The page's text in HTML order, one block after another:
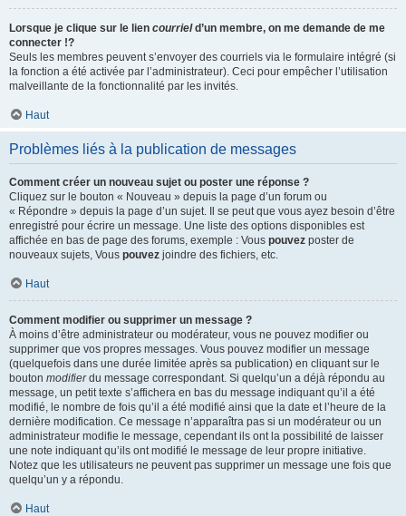
Lorsque je clique sur le lien courrield’un membre, on me demande de me
connecter !?
Seuls les membres peuvent s’envoyer des courriels via le formulaire intégré (si
la fonction a été activée par l’administrateur). Ceci pour empêcher l’utilisation
malveillante de la fonctionnalité par les invités.
Haut
Problèmes liés à la publication de messages
Comment créer un nouveau sujet ou poster une réponse ?
Cliquez sur le bouton « Nouveau » depuis la page d’un forum ou
« Répondre » depuis la page d’un sujet. Il se peut que vous ayez besoin d’être
enregistré pour écrire un message. Une liste des options disponibles est
affichée en bas de page des forums, exemple : Vous pouvez poster de
nouveaux sujets, Vous pouvez joindre des fichiers, etc.
Haut
Comment modifier ou supprimer un message ?
À moins d’être administrateur ou modérateur, vous ne pouvez modifier ou
supprimer que vos propres messages. Vous pouvez modifier un message
(quelquefois dans une durée limitée après sa publication) en cliquant sur le
bouton modifierdu message correspondant. Si quelqu’un a déjà répondu au
message, un petit texte s’affichera en bas du message indiquant qu’il a été
modifié, le nombre de fois qu’il a été modifié ainsi que la date et l’heure de la
dernière modification. Ce message n’apparaîtra pas si un modérateur ou un
administrateur modifie le message, cependant ils ont la possibilité de laisser
une note indiquant qu’ils ont modifié le message de leur propre initiative.
Notez que les utilisateurs ne peuvent pas supprimer un message une fois que
quelqu’un y a répondu.
Haut